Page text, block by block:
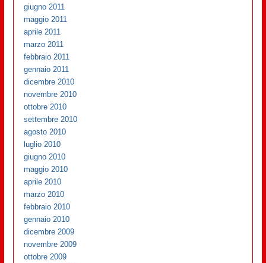
giugno 2011
maggio 2011
aprile 2011
marzo 2011
febbraio 2011
gennaio 2011
dicembre 2010
novembre 2010
ottobre 2010
settembre 2010
agosto 2010
luglio 2010
giugno 2010
maggio 2010
aprile 2010
marzo 2010
febbraio 2010
gennaio 2010
dicembre 2009
novembre 2009
ottobre 2009